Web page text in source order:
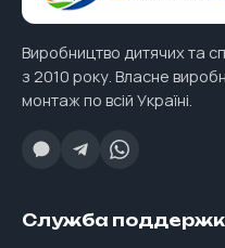
Виробництво дитячих та
з 2010 року. Власне
монтаж по всій Україні.
Служба